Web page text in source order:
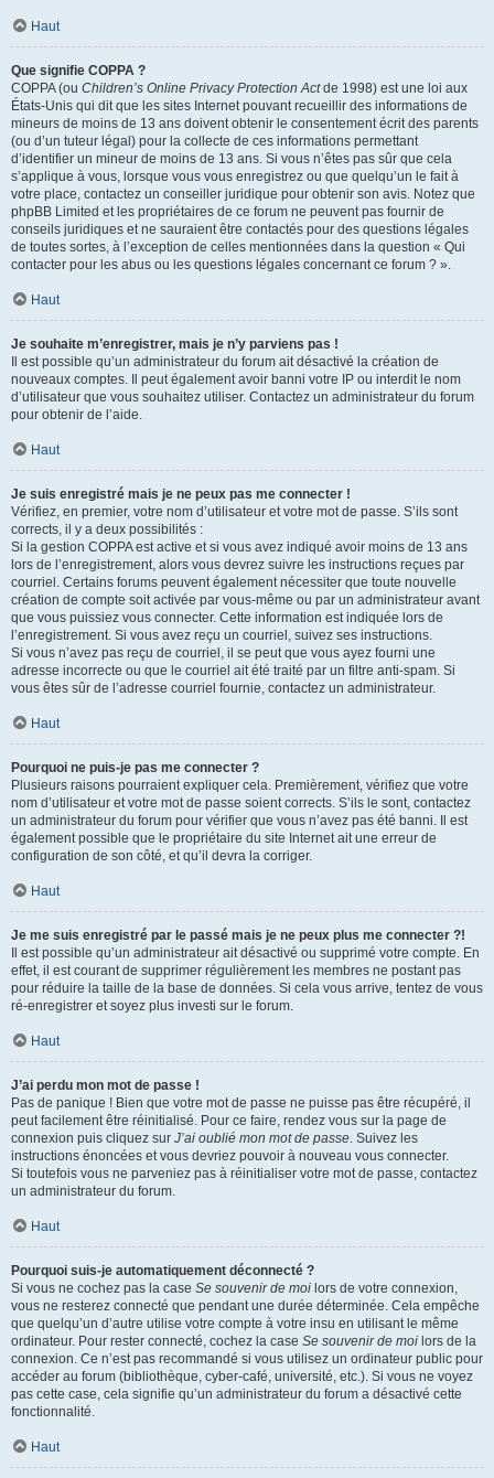
Haut
Que signifie COPPA ?
COPPA (ou Children’s Online Privacy Protection Actde 1998) est une loi aux
États-Unis qui dit que les sites Internet pouvant recueillir des informations de
mineurs de moins de 13 ans doivent obtenir le consentement écrit des parents
(ou d’un tuteur légal) pour la collecte de ces informations permettant
d’identifier un mineur de moins de 13 ans. Si vous n’êtes pas sûr que cela
s’applique à vous, lorsque vous vous enregistrez ou que quelqu’un le fait à
votre place, contactez un conseiller juridique pour obtenir son avis. Notez que
phpBB Limited et les propriétaires de ce forum ne peuvent pas fournir de
conseils juridiques et ne sauraient être contactés pour des questions légales
de toutes sortes, à l’exception de celles mentionnées dans la question « Qui
contacter pour les abus ou les questions légales concernant ce forum ? ».
Haut
Je souhaite m’enregistrer, mais je n’y parviens pas !
Il est possible qu’un administrateur du forum ait désactivé la création de
nouveaux comptes. Il peut également avoir banni votre IP ou interdit le nom
d’utilisateur que vous souhaitez utiliser. Contactez un administrateur du forum
pour obtenir de l’aide.
Haut
Je suis enregistré mais je ne peux pas me connecter !
Vérifiez, en premier, votre nom d’utilisateur et votre mot de passe. S’ils sont
corrects, il y a deux possibilités :
Si la gestion COPPA est active et si vous avez indiqué avoir moins de 13 ans
lors de l’enregistrement, alors vous devrez suivre les instructions reçues par
courriel. Certains forums peuvent également nécessiter que toute nouvelle
création de compte soit activée par vous-même ou par un administrateur avant
que vous puissiez vous connecter. Cette information est indiquée lors de
l’enregistrement. Si vous avez reçu un courriel, suivez ses instructions.
Si vous n’avez pas reçu de courriel, il se peut que vous ayez fourni une
adresse incorrecte ou que le courriel ait été traité par un filtre anti-spam. Si
vous êtes sûr de l’adresse courriel fournie, contactez un administrateur.
Haut
Pourquoi ne puis-je pas me connecter ?
Plusieurs raisons pourraient expliquer cela. Premièrement, vérifiez que votre
nom d’utilisateur et votre mot de passe soient corrects. S’ils le sont, contactez
un administrateur du forum pour vérifier que vous n’avez pas été banni. Il est
également possible que le propriétaire du site Internet ait une erreur de
configuration de son côté, et qu’il devra la corriger.
Haut
Je me suis enregistré par le passé mais je ne peux plus me connecter ?!
Il est possible qu’un administrateur ait désactivé ou supprimé votre compte. En
effet, il est courant de supprimer régulièrement les membres ne postant pas
pour réduire la taille de la base de données. Si cela vous arrive, tentez de vous
ré-enregistrer et soyez plus investi sur le forum.
Haut
J’ai perdu mon mot de passe !
Pas de panique ! Bien que votre mot de passe ne puisse pas être récupéré, il
peut facilement être réinitialisé. Pour ce faire, rendez vous sur la page de
connexion puis cliquez sur J’ai oublié mon mot de passe. Suivez les
instructions énoncées et vous devriez pouvoir à nouveau vous connecter.
Si toutefois vous ne parveniez pas à réinitialiser votre mot de passe, contactez
un administrateur du forum.
Haut
Pourquoi suis-je automatiquement déconnecté ?
Si vous ne cochez pas la case Se souvenir de moi lors de votre connexion,
vous ne resterez connecté que pendant une durée déterminée. Cela empêche
que quelqu’un d’autre utilise votre compte à votre insu en utilisant le même
ordinateur. Pour rester connecté, cochez la case Se souvenir de moi lors de la
connexion. Ce n’est pas recommandé si vous utilisez un ordinateur public pour
accéder au forum (bibliothèque, cyber-café, université, etc.). Si vous ne voyez
pas cette case, cela signifie qu’un administrateur du forum a désactivé cette
fonctionnalité.
Haut